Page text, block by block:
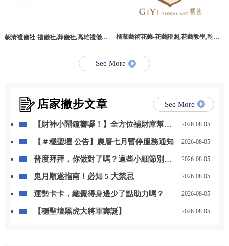
朝清禮儀社-禮儀社,葬儀社,高雄禮儀社,
橘薏藝術花藝-花藝證照,花藝教學,乾燥
See More
店家撇步文章 See More
【財神小鬧鐘響囉！】全方位補財庫幫你
2026-08-05
【＃穩聖壇 公告】農曆七月暫停服務通知 2026-08-05
普度拜拜，你做對了嗎？這些小細節別忽
2026-08-05
鬼月順遂指南！必知 5 大禁忌 2026-08-05
運勢卡卡，總覺得身邊少了點助力嗎？ 2026-08-05
【穩聖壇黑虎大將軍壽誕】 2026-08-05